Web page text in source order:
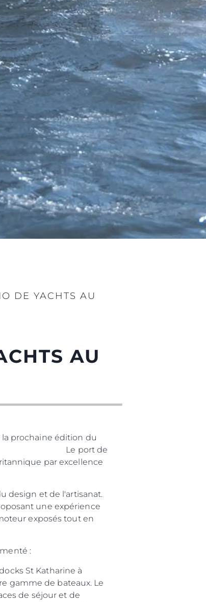
DE YACHTS AU
AU
prochaine édition du
2023. Le port de
par excellence
design et de l'artisanat.
une expérience
exposés tout en
a commenté :
St Katharine à
gamme de bateaux. Le
de séjour et de